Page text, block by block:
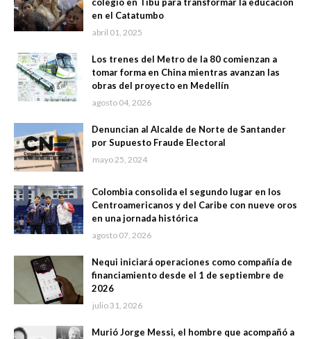
colegio en Tibú para transformar la educación
en el Catatumbo
abril 01, 2025
Los trenes del Metro de la 80 comienzan a
tomar forma en China mientras avanzan las
obras del proyecto en Medellín
agosto 04, 2026
Denuncian al Alcalde de Norte de Santander
por Supuesto Fraude Electoral
mayo 25, 2024
Colombia consolida el segundo lugar en los
Centroamericanos y del Caribe con nueve oros
en una jornada histórica
agosto 07, 2026
Nequi iniciará operaciones como compañía de
financiamiento desde el 1 de septiembre de
2026
julio 31, 2026
Murió Jorge Messi, el hombre que acompañó a